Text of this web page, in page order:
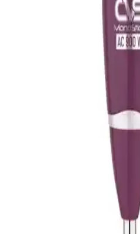
Arnica Panna ve Fakir Stor stick
performanslarını ve kullanıcı
Hangi blenderın ihtiyaçlarınıza
Homend 1938H Siyah
ve Çoklu Hız
Homend 1938H çubuk blender,
ayarlarıyla pratik ve şık
Arzum AR1016 Prostick
Güçlü Motor ve Şık
Arzum AR1016 Prostick 1000
performanslı motoru ve çok
pratiklik sağlar, dayanıklı yapısı ve
CVS DN 1275 MonoStick